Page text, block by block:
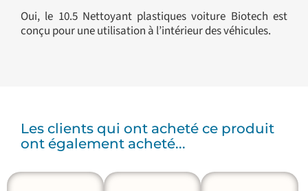
Oui, le 10.5 Nettoyant plastiques voiture Biotech est
conçu pour une utilisation à l’intérieur des véhicules.
Les clients qui ont acheté ce produit
ont également acheté...